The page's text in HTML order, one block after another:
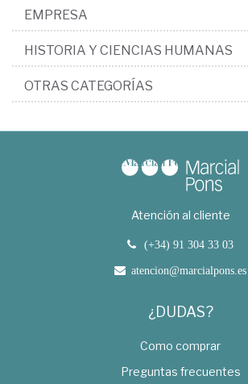
EMPRESA
HISTORIA Y CIENCIAS HUMANAS
OTRAS CATEGORÍAS
Atención al cliente
(+34) 91 304 33 03
atencion@marcialpons.es
¿DUDAS?
Como comprar
Preguntas frecuentes